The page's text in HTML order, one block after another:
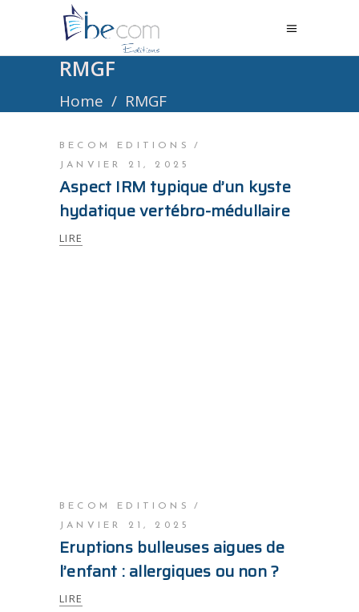
RMGF
Home / RMGF
BECOM EDITIONS
JANVIER 21, 2025
Aspect IRM typique d’un kyste
hydatique vertébro-médullaire
LIRE
BECOM EDITIONS
JANVIER 21, 2025
Eruptions bulleuses aigues de
l’enfant : allergiques ou non ?
LIRE